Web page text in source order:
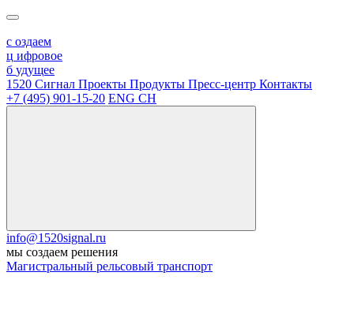
с оздаем
ц ифровое
б удущее
1520 Сигнал Проекты Продукты Пресс-центр Контакты
+7 (495) 901-15-20 ENG CH
info@1520signal.ru
мы создаем решения
Магистральный рельсовый транспорт